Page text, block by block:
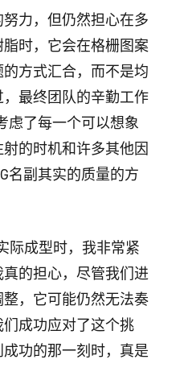
力，但仍然担心在多
时，它会在格栅图案
方式汇合，而不是均
最终团队的辛勤工作
虑了每一个可以想象
的时机和许多其他因
名副其实的质量的方
际成型时，我非常紧
的担心，尽管我们进
，它可能仍然无法奏
成功应对了这个挑
功的那一刻时，真是